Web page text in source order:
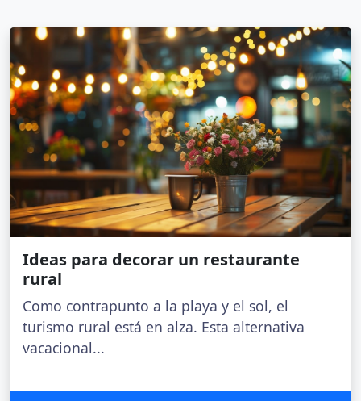
Ideas para decorar un restaurante
rural
Como contrapunto a la playa y el sol, el
turismo rural está en alza. Esta alternativa
vacacional...